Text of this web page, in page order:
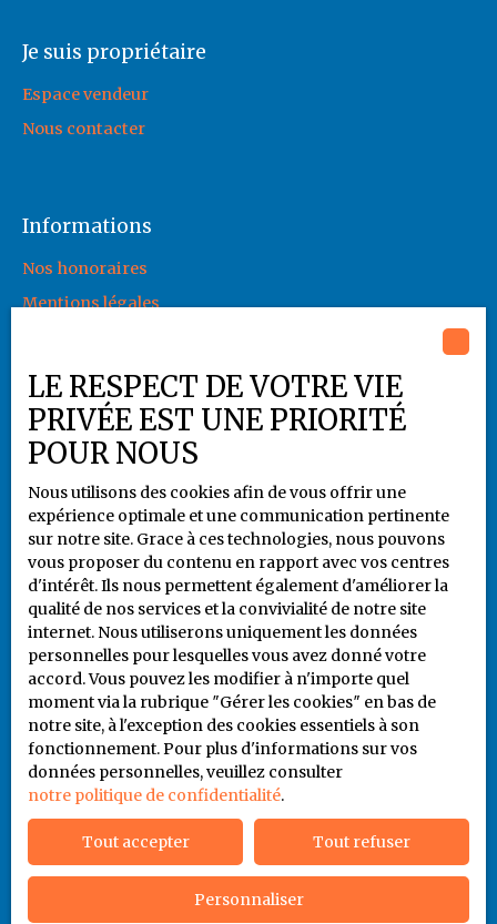
Je suis propriétaire
Espace vendeur
Nous contacter
Informations
Nos honoraires
Mentions légales
Plan du site
Gérer les cookies
Propulsé par
+33 5 55 79 80 94
6 rue Jules Noriac
87000 LIMOGES
06 86 93 65 41
LE RESPECT DE VOTRE VIE
PRIVÉE EST UNE PRIORITÉ
POUR NOUS
Nous utilisons des cookies afin de vous offrir une
expérience optimale et une communication pertinente
sur notre site. Grace à ces technologies, nous pouvons
vous proposer du contenu en rapport avec vos centres
d'intérêt. Ils nous permettent également d'améliorer la
qualité de nos services et la convivialité de notre site
internet. Nous utiliserons uniquement les données
personnelles pour lesquelles vous avez donné votre
accord. Vous pouvez les modifier à n'importe quel
moment via la rubrique ″Gérer les cookies″ en bas de
notre site, à l'exception des cookies essentiels à son
fonctionnement. Pour plus d'informations sur vos
données personnelles, veuillez consulter
notre politique de confidentialité.
Tout accepter Tout refuser
Personnaliser